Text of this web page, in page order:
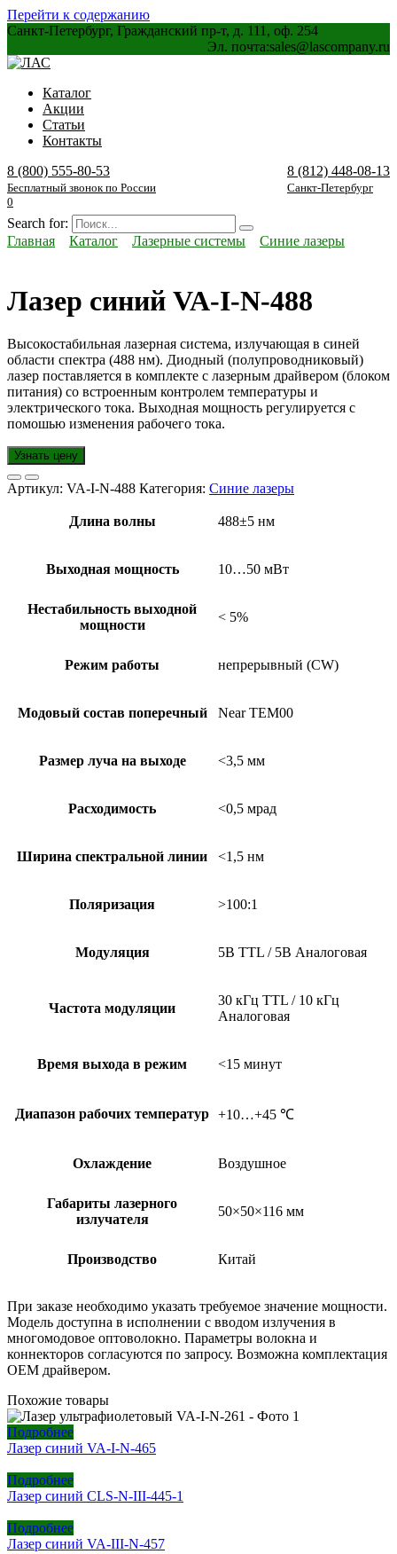
Перейти к содержанию
Санкт-Петербург, Гражданский пр-т, д. 111, оф. 254
Эл. почта:sales@lascompany.ru
Каталог
Акции
Статьи
Контакты
8 (800) 555-80-53
Бесплатный звонок по России
8 (812) 448-08-13
Санкт-Петербург
0
Search for:
Главная
Каталог Лазерные системы Синие лазеры
Лазер синий VA-I-N-488
Высокостабильная лазерная система, излучающая в синей
области спектра (488 нм). Диодный (полупроводниковый)
лазер поставляется в комплекте с лазерным драйвером (блоком
питания) со встроенным контролем температуры и
электрического тока. Выходная мощность регулируется с
помошью изменения рабочего тока.
Узнать цену
Артикул: VA-I-N-488 Категория: Синие лазеры
Длина волны 488±5 нм
Выходная мощность 10…50 мВт
Нестабильность выходной
мощности
< 5%
Режим работы непрерывный (CW)
Модовый состав поперечный Near TEM00
Размер луча на выходе <3,5 мм
Расходимость <0,5 мрад
Ширина спектральной линии <1,5 нм
Поляризация >100:1
Модуляция 5В TTL / 5В Аналоговая
Частота модуляции
30 кГц TTL / 10 кГц
Аналоговая
Время выхода в режим <15 минут
Диапазон рабочих температур +10…+45 ℃
Охлаждение Воздушное
Габариты лазерного
излучателя
50×50×116 мм
Производство Китай
При заказе необходимо указать требуемое значение мощности.
Модель доступна в исполнении с вводом излучения в
многомодовое оптоволокно. Параметры волокна и
коннекторов согласуются по запросу. Возможна комплектация
ОЕМ драйвером.
Похожие товары
Подробнее
Лазер синий VA-I-N-465
Подробнее
Лазер синий CLS-N-III-445-1
Подробнее
Лазер синий VA-III-N-457